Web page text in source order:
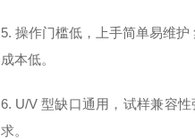
5. 操作门槛低，上手简单易维
成本低。
6. U/V 型缺口通用，试样兼容
求。